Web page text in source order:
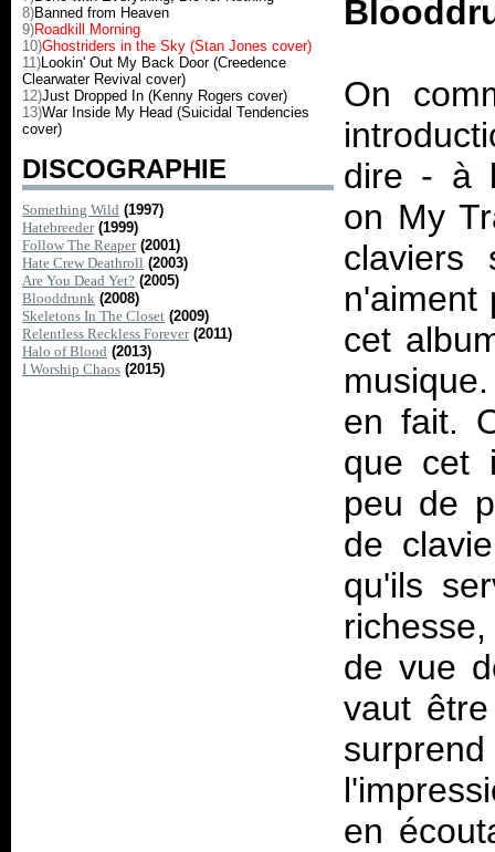
8)Banned from Heaven
9)Roadkill Morning
10)Ghostriders in the Sky (Stan Jones cover)
11)Lookin' Out My Back Door (Creedence
Clearwater Revival cover)
12)Just Dropped In (Kenny Rogers cover)
13)War Inside My Head (Suicidal Tendencies
cover)
DISCOGRAPHIE
Something Wild (1997)
Hatebreeder (1999)
Follow The Reaper (2001)
Hate Crew Deathroll (2003)
Are You Dead Yet? (2005)
Blooddrunk (2008)
Skeletons In The Closet (2009)
Relentless Reckless Forever (2011)
Halo of Blood (2013)
I Worship Chaos (2015)
On
dire - à
on My
claviers
n'aiment
cet
en fait.
que cet
peu de
de
qu'ils
de vue
vaut
en